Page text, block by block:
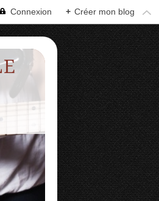
Connexion + Créer mon blog